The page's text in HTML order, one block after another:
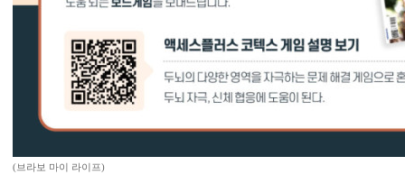
(브라보 마이 라이프)